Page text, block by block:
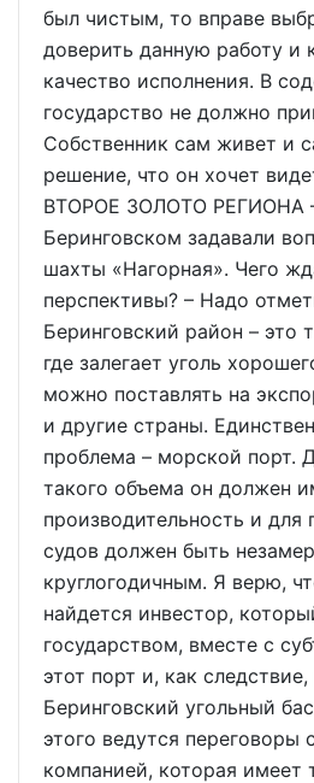
был чистым, то вправе
доверить данную работу и
качество исполнения. В
государство не должно
Собственник сам живет и
решение, что он хочет
ВТОРОЕ ЗОЛОТО РЕГИОНА
Беринговском задавали
шахты «Нагорная». Чего
перспективы? – Надо
Беринговский район – это
где залегает уголь
можно поставлять на
и другие страны.
проблема – морской порт.
такого объема он должен
производительность и для
судов должен быть
круглогодичным. Я верю,
найдется инвестор,
государством, вместе с
этот порт и, как следствие,
Беринговский угольный
этого ведутся переговоры
компанией, которая имеет